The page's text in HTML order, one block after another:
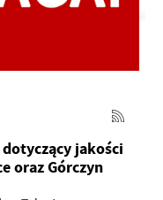
jakości
oraz Górczyn